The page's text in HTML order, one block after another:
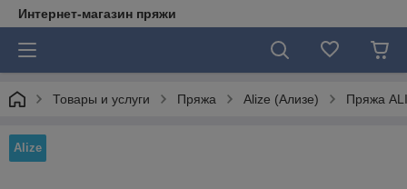
Интернет-магазин пряжи
Товары и услуги Пряжа Alize (Ализе) Пряжа
Alize